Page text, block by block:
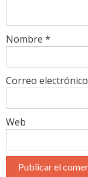
Nombre *
Correo electrónico
Web